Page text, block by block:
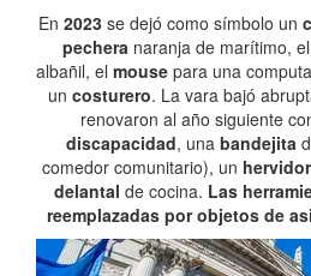
En 2023 se dejó como símbolo un
pecheranaranja de marítimo, el
albañil, el mouse para una
un costurero. La vara bajó
renovaron al año siguiente
discapacidad, una bandejita
comedor comunitario), un
delantal de cocina. Las
reemplazadas por objetos de